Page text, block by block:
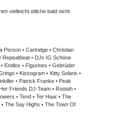
vielleicht etliche bald nicht
Person • Cartridge • Christian
Repeatbeat • DJs IG Schöne
Endlos • Figurines • Gebrüder
• Kissogram • Kitty Solaris •
• Patrick Franke • Peak
Friends DJ-Team • Rootah •
• Tend • Ter Haar • The
The Say Highs • The Town Of